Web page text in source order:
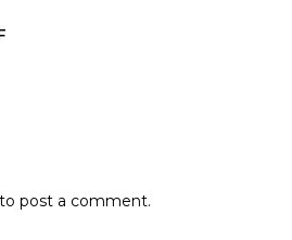
to post a comment.